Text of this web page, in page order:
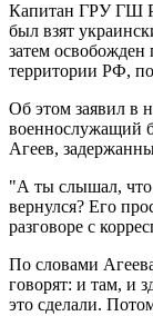
Капитан ГРУ ГШ
был взят
затем
территории РФ,
Об этом заявил в
военнослужащий
Агеев,
"А ты слышал, что
вернулся? Его
разговоре с
По словами
говорят: и там, и
это сделали.